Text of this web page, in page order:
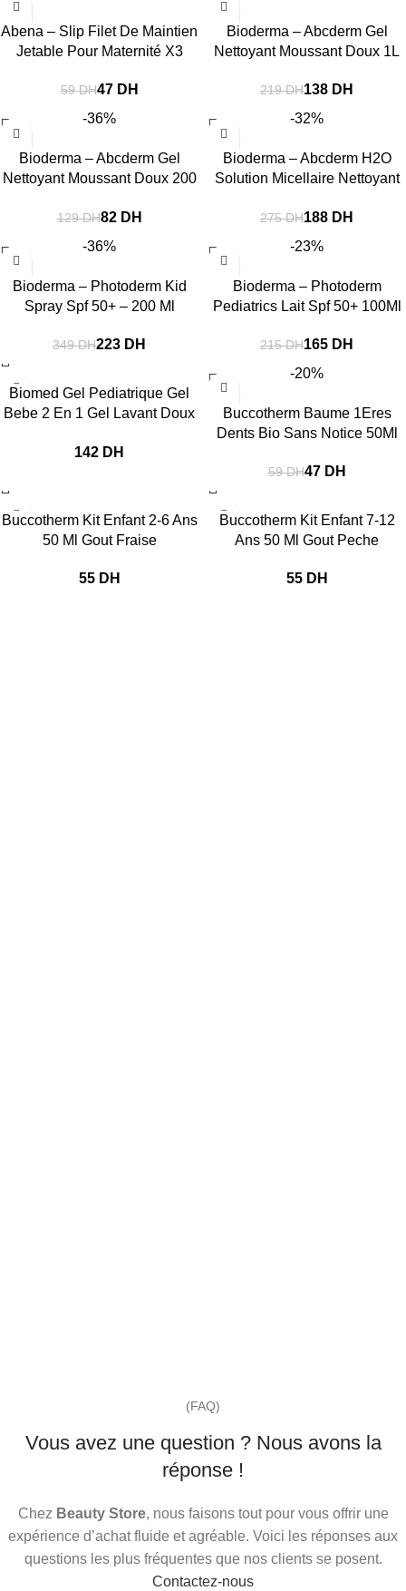
Abena – Slip Filet De Maintien
Jetable Pour Maternité X3
59DH47 DH
Bioderma – Abcderm Gel
Nettoyant Moussant Doux 1L
219DH138 DH
-36%
Bioderma – Abcderm Gel
Nettoyant Moussant Doux 200
129DH82 DH
-32%
Bioderma – Abcderm H2O
Solution Micellaire Nettoyant
275DH188 DH
-36%
Bioderma – Photoderm Kid
Spray Spf 50+ – 200 Ml
349DH223 DH
-23%
Bioderma – Photoderm
Pediatrics Lait Spf 50+ 100Ml
215DH165 DH
Biomed Gel Pediatrique Gel
Bebe 2 En 1 Gel Lavant Doux
DH
-20%
Buccotherm Baume 1Eres
Dents Bio Sans Notice 50Ml
59DH47 DH
Buccotherm Kit Enfant 2-6 Ans
50 Ml Gout Fraise
DH
Buccotherm Kit Enfant 7-12
Ans 50 Ml Gout Peche
DH
(FAQ)
Vous avez une question ? Nous avons la
réponse !
Chez Beauty Store, nous faisons tout pour vous offrir une
expérience d’achat fluide et agréable. Voici les réponses aux
questions les plus fréquentes que nos clients se posent.
Contactez-nous